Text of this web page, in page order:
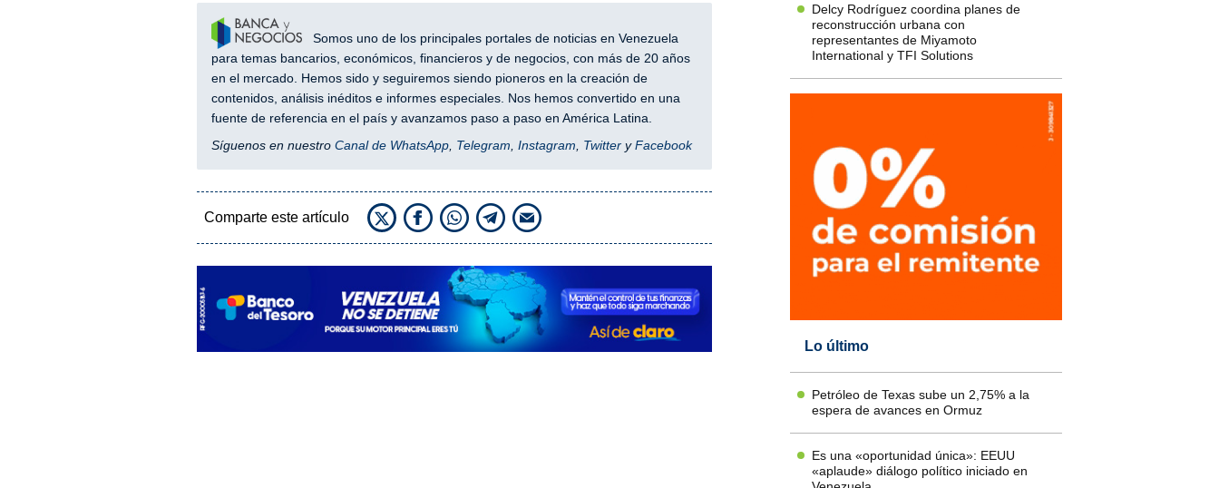
Somos uno de los principales portales de noticias en Venezuela
para temas bancarios, económicos, financieros y de negocios, con más de 20 años
en el mercado. Hemos sido y seguiremos siendo pioneros en la creación de
contenidos, análisis inéditos e informes especiales. Nos hemos convertido en una
fuente de referencia en el país y avanzamos paso a paso en América Latina.
Síguenos en nuestro Canal de WhatsApp, Telegram Instagram TwitteryFacebook
Comparte este artículo
Delcy Rodríguez coordina planes de
reconstrucción urbana con
representantes de Miyamoto
International y TFI Solutions
Lo último
Petróleo de Texas sube un 2,75% a la
espera de avances en Ormuz
Es una «oportunidad única»: EEUU
«aplaude» diálogo político iniciado en